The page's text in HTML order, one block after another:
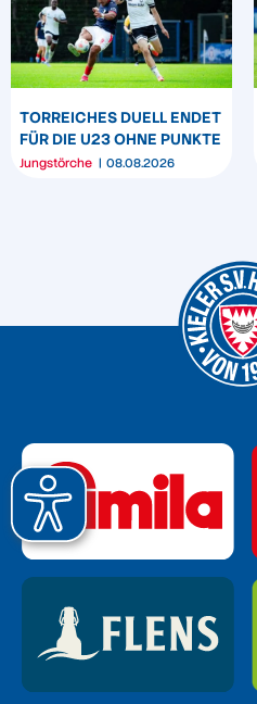
TORREICHES DUELL ENDET
FÜR DIE U23 OHNE PUNKTE
Jungstörche 08.08.2026